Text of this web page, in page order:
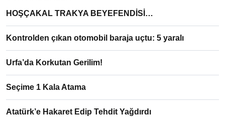
HOŞÇAKAL TRAKYA BEYEFENDİSİ…
Kontrolden çıkan otomobil baraja uçtu: 5 yaralı
Urfa’da Korkutan Gerilim!
Seçime 1 Kala Atama
Atatürk’e Hakaret Edip Tehdit Yağdırdı